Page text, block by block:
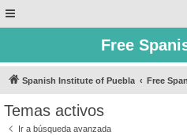
Free
Spanish Institute of Puebla Free
Temas activos
Ir a búsqueda avanzada